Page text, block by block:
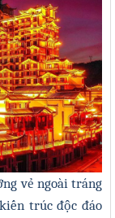
vẻ ngoài tráng
trúc độc đáo